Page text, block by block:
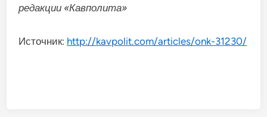
редакции «Кавполита»
Источник: http://kavpolit.com/articles/onk-31230/